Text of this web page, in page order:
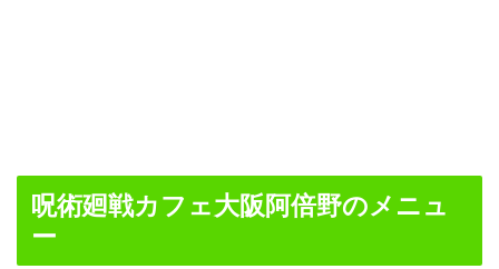
呪術廻戦カフェ大阪阿倍野のメニュ
ー